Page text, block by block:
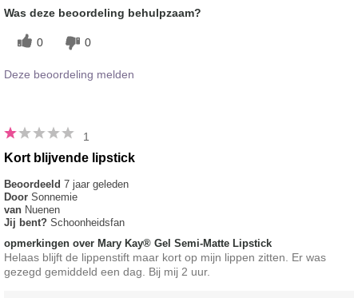
Was deze beoordeling behulpzaam?
0 0
Deze beoordeling melden
1
Kort blijvende lipstick
Beoordeeld 7 jaar geleden
Door Sonnemie
van Nuenen
Jij bent? Schoonheidsfan
opmerkingen over Mary Kay® Gel Semi-Matte Lipstick
Helaas blijft de lippenstift maar kort op mijn lippen zitten. Er was
gezegd gemiddeld een dag. Bij mij 2 uur.